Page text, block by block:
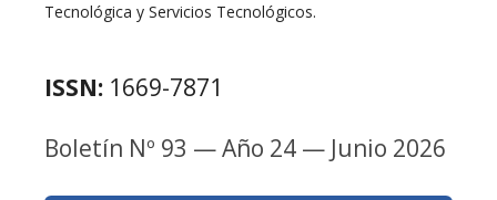
Tecnológica y Servicios Tecnológicos.
ISSN: 1669-7871
Boletín Nº 93 — Año 24 — Junio 2026